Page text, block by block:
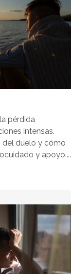
pérdida
intensas.
del duelo y cómo
y apoyo....